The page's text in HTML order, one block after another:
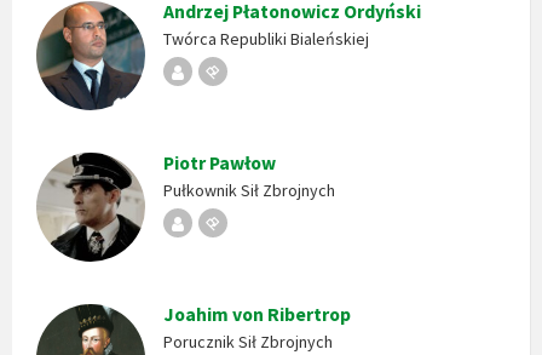
Andrzej Płatonowicz Ordyński
Twórca Republiki Bialeńskiej
RepublikaStempel
Piotr Pawłow
Pułkownik Sił Zbrojnych
RepublikaStempel
Joahim von Ribertrop
Porucznik Sił Zbrojnych